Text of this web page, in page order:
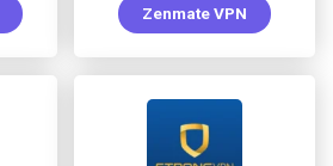
Zenmate VPN